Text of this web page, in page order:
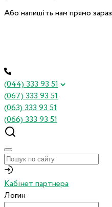
Або напишіть нам прямо зараз
(044) 333 93 51
(067) 333 93 51
(063) 333 93 51
(066) 333 93 51
Кабінет партнера
Логин